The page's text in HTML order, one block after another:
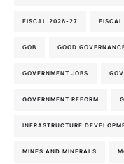
FISCAL 2026-27 FISCAL
GOB GOOD
GOVERNMENT JOBS
GOVERNMENT REFORM
INFRASTRUCTURE
MINES AND MINERALS